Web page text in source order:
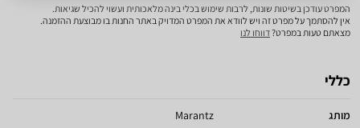
המפרט עודכן בשיטות שונות, לרבות שימוש בכלי בינה מלאכותית ועשוי להכיל שגיאות.
אין להסתמך על מפרט זה ויש לוודא את המפרט המדויק באתר החנות בו מבוצעת ההזמנה.
מצאתם טעות במפרט?דווחו לנו
כללי
מותג Marantz